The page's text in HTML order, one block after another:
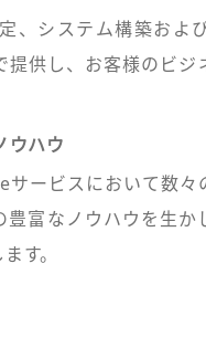
システム構築およ
供し、お客様のビジ
ウハウ
ービスにおいて数々
富なノウハウを生か
す。